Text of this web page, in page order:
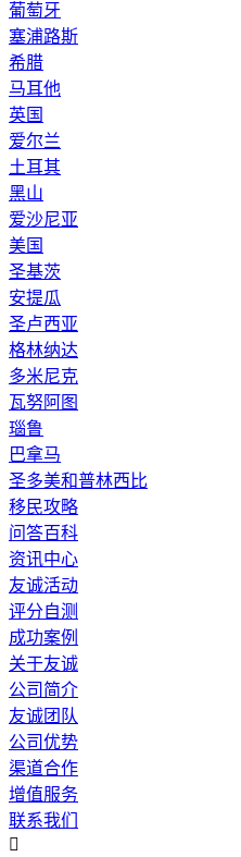
葡萄牙
塞浦路斯
希腊
马耳他
英国
爱尔兰
土耳其
黑山
爱沙尼亚
美国
圣基茨
安提瓜
圣卢西亚
格林纳达
多米尼克
瓦努阿图
瑙鲁
巴拿马
圣多美和普林西比
移民攻略
问答百科
资讯中心
友诚活动
评分自测
成功案例
关于友诚
公司简介
友诚团队
公司优势
渠道合作
增值服务
联系我们
